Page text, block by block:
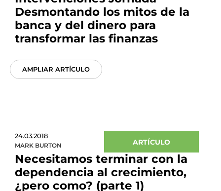
Desmontando los mitos de la
banca y del dinero para
transformar las finanzas
AMPLIAR ARTÍCULO
24.03.2018
MARK BURTON ARTÍCULO
Necesitamos terminar con la
dependencia al crecimiento,
¿pero como? (parte 1)